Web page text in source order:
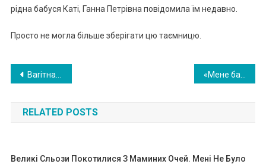
рідна бабуся Каті, Ганна Петрівна повідомила їм недавно.
Просто не могла більше зберігати цю таємницю.
Навигация
по
записям
Ваrітна жінка вибіrла з клініки а6 ор тів після тоrо, як з її сумочки випала картка …
RELATED POSTS
Великі Сльози Покотилися З Маминих Очей. Мені Не Було